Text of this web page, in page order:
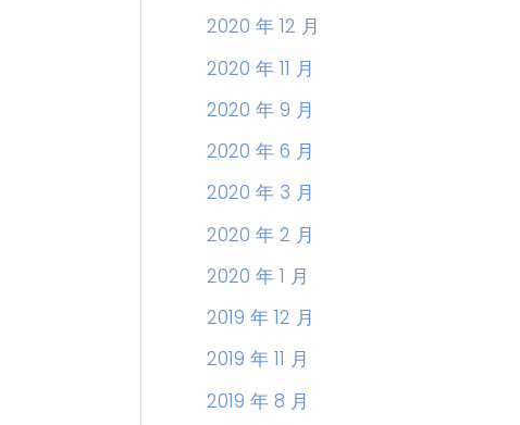
2020 年 12 月
2020 年 11 月
2020 年 9 月
2020 年 6 月
2020 年 3 月
2020 年 2 月
2020 年 1 月
2019 年 12 月
2019 年 11 月
2019 年 8 月